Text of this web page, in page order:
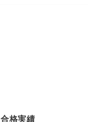
合格実績